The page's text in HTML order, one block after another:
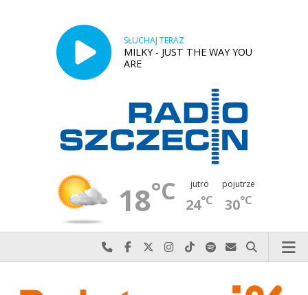
SŁUCHAJ TERAZ
MILKY - JUST THE WAY YOU
ARE
18°C jutro
24°C
pojutrze
30°C
Najlepiej po prostu do nas zadzwoń
Odwiedź nas na Facebook-u
Odwiedź nas na X
Odwiedź nas na Instagram-ie
Odwiedź nas na TikTok-u
Szukaj nas na Spotify
Wyślij do nas
Szukaj